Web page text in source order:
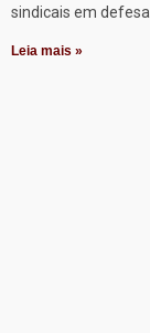
sindicais em defesa
Leia mais »